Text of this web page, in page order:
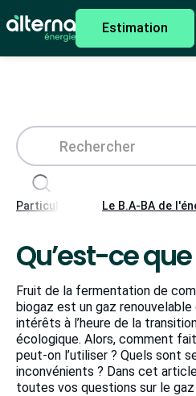
Estimation
Particuliers Le B.A-BA de
Qu’est-ce
Fruit de la fermentation de
biogaz est un gaz
intérêts à l’heure de la
écologique. Alors, comment
peut-on l’utiliser ? Quels sont
inconvénients ? Dans cet
toutes vos questions sur le